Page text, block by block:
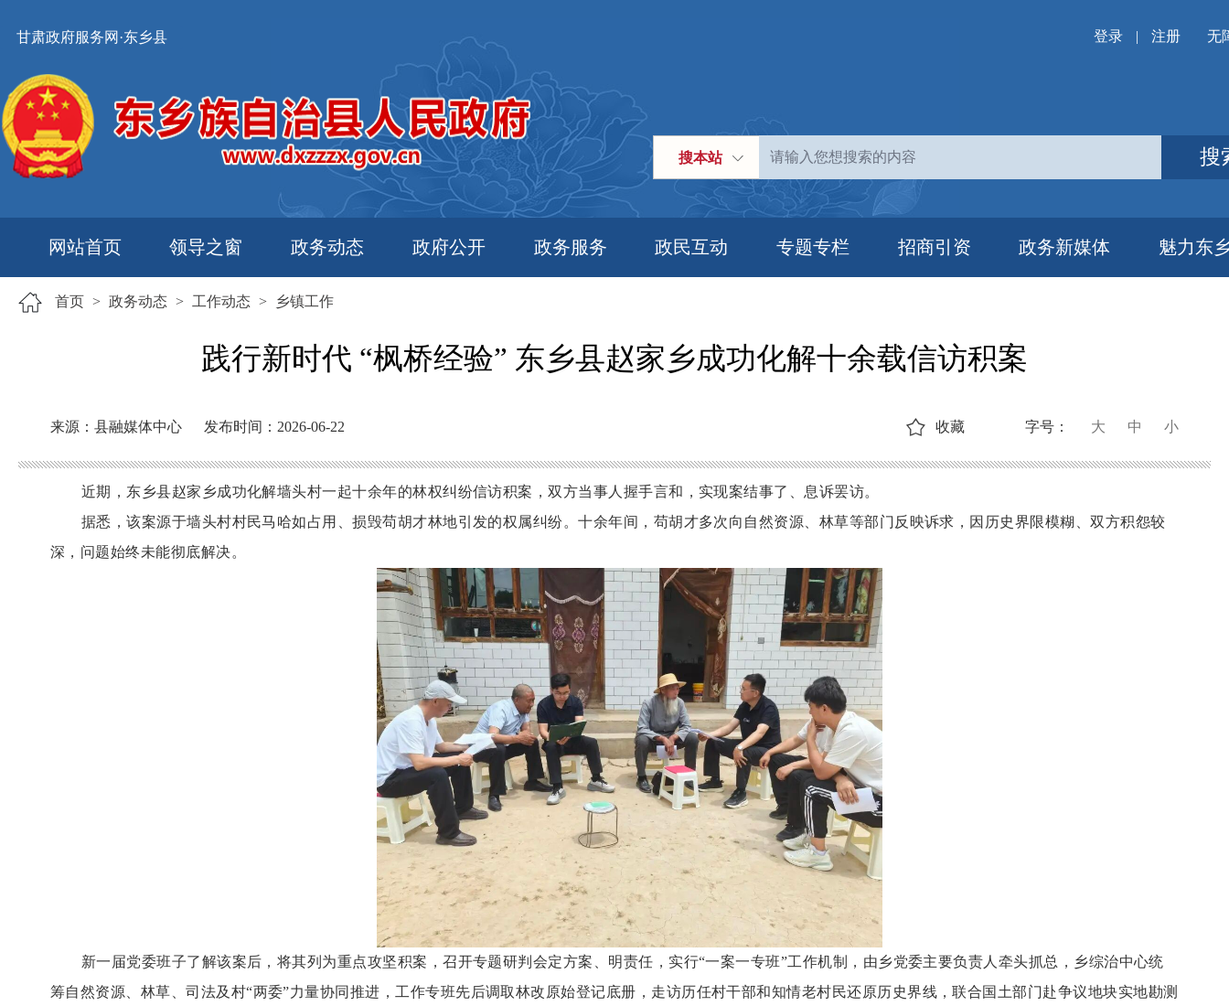
甘肃政府服务网·东乡县 登录 | 注册 无
搜本站 搜
网站首页 领导之窗 政务动态 政府公开 政务服务 政民互动 专题专栏 招商引资 政务新媒体 魅力东
首页 > 政务动态 > 工作动态 > 乡镇工作
践行新时代 “枫桥经验” 东乡县赵家乡成功化解十余载信访积案
来源：县融媒体中心 发布时间：2026-06-22 字号： 大 中 小
收藏
近期，东乡县赵家乡成功化解墙头村一起十余年的林权纠纷信访积案，双方当事人握手言和，实现案结事了、息诉罢访。
据悉，该案源于墙头村村民马哈如占用、损毁苟胡才林地引发的权属纠纷。十余年间，苟胡才多次向自然资源、林草等部门反映诉求，因历史界限模糊、双方积怨较
深，问题始终未能彻底解决。
新一届党委班子了解该案后，将其列为重点攻坚积案，召开专题研判会定方案、明责任，实行“一案一专班”工作机制，由乡党委主要负责人牵头抓总，乡综治中心统
筹自然资源、林草、司法及村“两委”力量协同推进，工作专班先后调取林改原始登记底册，走访历任村干部和知情老村民还原历史界线，联合国土部门赴争议地块实地勘测